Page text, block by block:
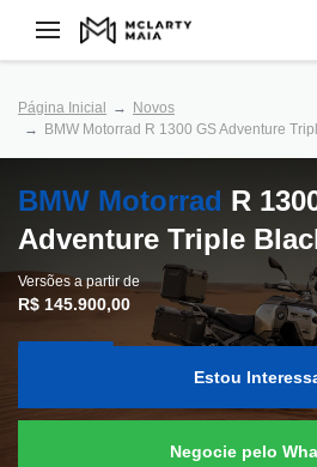
Página Inicial
Novos
BMW Motorrad R 1300 GS Adventure
BMW Motorrad R
Adventure Triple
Versões a partir de
R$ 145.900,00
Estou
Negocie pelo